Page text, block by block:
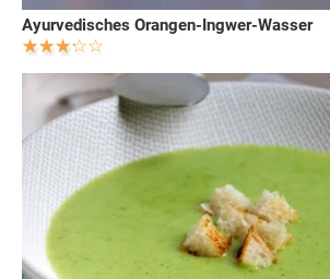
Ayurvedisches Orangen-Ingwer-Wasser